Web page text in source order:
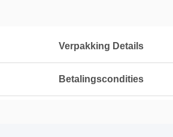
Verpakking Details
Betalingscondities